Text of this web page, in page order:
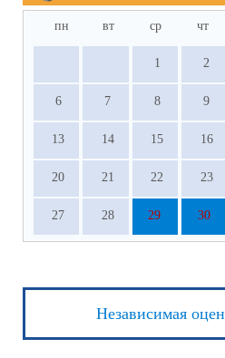
пн вт ср чт
1 2
6 7 8 9
13 14 15 16
20 21 22 23
27 28 29 30
Независимая